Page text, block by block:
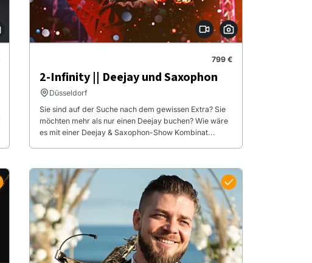
799 €
2-Infinity || Deejay und Saxophon
Düsseldorf
Sie sind auf der Suche nach dem gewissen Extra? Sie
möchten mehr als nur einen Deejay buchen? Wie wäre
es mit einer Deejay & Saxophon-Show Kombinat...